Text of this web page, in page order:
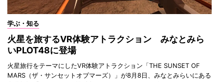
学ぶ・知る
火星を旅するVR体験アトラクション みなとみら
いPLOT48に登場
火星旅行をテーマにしたVR体験アトラクション「THE SUNSET OF
MARS（ザ・サンセットオブマーズ）」が8月8日、みなとみらいにある